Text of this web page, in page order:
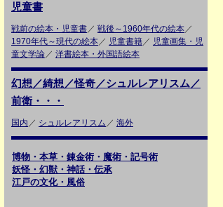
児童書
戦前の絵本・児童書／ 戦後～1960年代の絵本／
1970年代～現代の絵本／ 児童書籍／ 児童画集・児
童文学論／ 洋書絵本・外国語絵本
幻想／綺想／怪奇／シュルレアリスム／
前衛・・・
国内 ／ シュルレアリスム ／ 海外
博物・本草・錬金術・魔術・記号術
妖怪・幻獣・神話・伝承
江戸の文化・風俗